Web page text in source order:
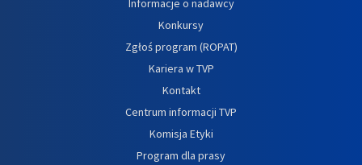
Informacje o nadawcy
Konkursy
Zgłoś program (ROPAT)
Kariera w TVP
Kontakt
Centrum informacji TVP
Komisja Etyki
Program dla prasy